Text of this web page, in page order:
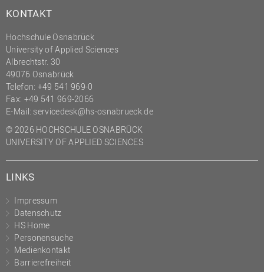
KONTAKT
Hochschule Osnabrück
University of Applied Sciences
Albrechtstr. 30
49076 Osnabrück
Telefon: +49 541 969-0
Fax: +49 541 969-2066
E-Mail: servicedesk@hs-osnabrueck.de
© 2026 HOCHSCHULE OSNABRÜCK
UNIVERSITY OF APPLIED SCIENCES
LINKS
Impressum
Datenschutz
HS Home
Personensuche
Medienkontakt
Barrierefreiheit